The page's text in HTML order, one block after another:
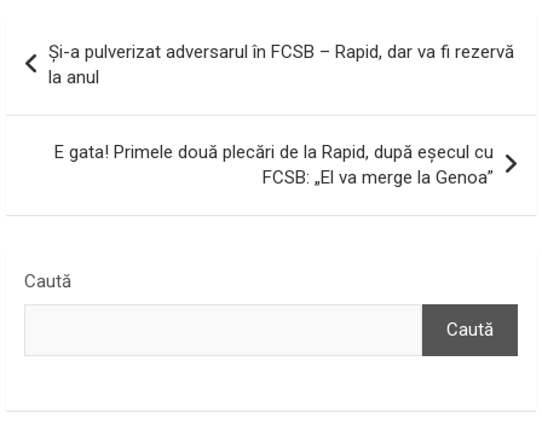
în
articole
Și-a pulverizat adversarul în FCSB – Rapid, dar va fi rezervă
la anul
E gata! Primele două plecări de la Rapid, după eșecul cu
FCSB: „El va merge la Genoa”
Caută
Caută